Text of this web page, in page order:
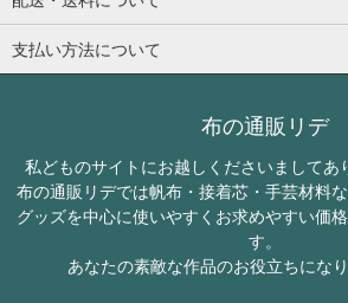
支払い方法について
布の通販リデ
私どものサイトにお越しくださいましてあ
布の通販リデでは帆布・接着芯・手芸材料
グッズを中心に使いやすくお求めやすい価
す。
あなたの素敵な作品のお役立ちになり